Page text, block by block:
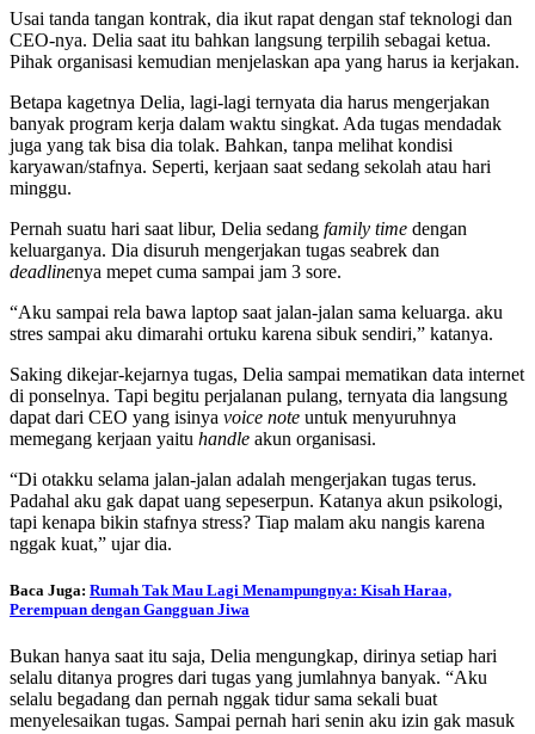
Usai tanda tangan kontrak, dia ikut rapat dengan staf teknologi dan
CEO-nya. Delia saat itu bahkan langsung terpilih sebagai ketua.
Pihak organisasi kemudian menjelaskan apa yang harus ia kerjakan.
Betapa kagetnya Delia, lagi-lagi ternyata dia harus mengerjakan
banyak program kerja dalam waktu singkat. Ada tugas mendadak
juga yang tak bisa dia tolak. Bahkan, tanpa melihat kondisi
karyawan/stafnya. Seperti, kerjaan saat sedang sekolah atau hari
minggu.
Pernah suatu hari saat libur, Delia sedang family time dengan
keluarganya. Dia disuruh mengerjakan tugas seabrek dan
deadlinenya mepet cuma sampai jam 3 sore.
“Aku sampai rela bawa laptop saat jalan-jalan sama keluarga. aku
stres sampai aku dimarahi ortuku karena sibuk sendiri,” katanya.
Saking dikejar-kejarnya tugas, Delia sampai mematikan data internet
di ponselnya. Tapi begitu perjalanan pulang, ternyata dia langsung
dapat dari CEO yang isinya voice note untuk menyuruhnya
memegang kerjaan yaitu handle akun organisasi.
“Di otakku selama jalan-jalan adalah mengerjakan tugas terus.
Padahal aku gak dapat uang sepeserpun. Katanya akun psikologi,
tapi kenapa bikin stafnya stress? Tiap malam aku nangis karena
nggak kuat,” ujar dia.
Baca Juga: Rumah Tak Mau Lagi Menampungnya: Kisah Haraa,
Perempuan dengan Gangguan Jiwa
Bukan hanya saat itu saja, Delia mengungkap, dirinya setiap hari
selalu ditanya progres dari tugas yang jumlahnya banyak. “Aku
selalu begadang dan pernah nggak tidur sama sekali buat
menyelesaikan tugas. Sampai pernah hari senin aku izin gak masuk